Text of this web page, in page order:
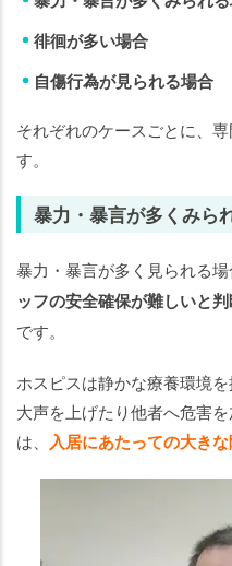
徘徊が多い場合
自傷行為が見られる場合
それぞれのケースごとに、
す。
暴力・暴言が多くみら
暴力・暴言が多く見られる
ッフの安全確保が難しいと
です。
ホスピスは静かな療養環境
大声を上げたり他者へ危害
は、 入居にあたっての大き